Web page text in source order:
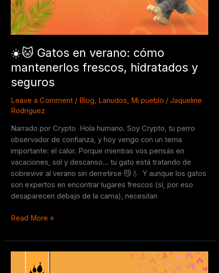
☀️🐱 Gatos en verano: cómo
mantenerlos frescos, hidratados y
seguros
Leave a Comment / Blog Lanudos Mi pueblo /Jaqueline
Rodriguez
Narrado por Crypto Hola humano. Soy Crypto, tu perro
observador de confianza, y hoy vengo con un tema
importante: el calor. Porque mientras vos pensás en
vacaciones, sol y descanso… tu gato está tratando de
sobrevivir al verano sin derretirse 😼💧 Y aunque los gatos
son expertos en encontrar lugares frescos (sí, por eso
desaparecen debajo de la cama), necesitan
hidratados
y
seguros
Read More »
Estrés